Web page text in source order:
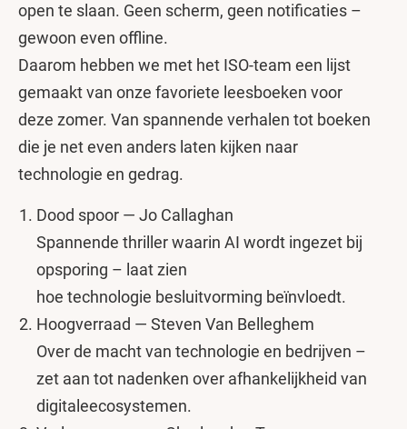
open te slaan. Geen scherm, geen notificaties –
gewoon even offline.
Daarom hebben we met het ISO-team een lijst
gemaakt van onze favoriete leesboeken voor
deze zomer. Van spannende verhalen tot boeken
die je net even anders laten kijken naar
technologie en gedrag.
Dood spoor — Jo Callaghan
Spannende thriller waarin AI wordt ingezet bij
opsporing – laat zien
hoe technologie besluitvorming beïnvloedt.
Hoogverraad — Steven Van Belleghem
Over de macht van technologie en bedrijven –
zet aan tot nadenken over afhankelijkheid van
digitaleecosystemen.